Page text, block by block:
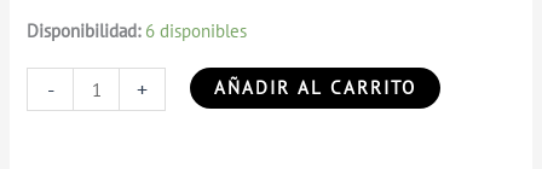
Disponibilidad: 6 disponibles
- + AÑADIR AL CARRITO